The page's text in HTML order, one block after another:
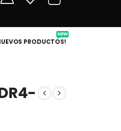
PRODUCTOS!
NEW